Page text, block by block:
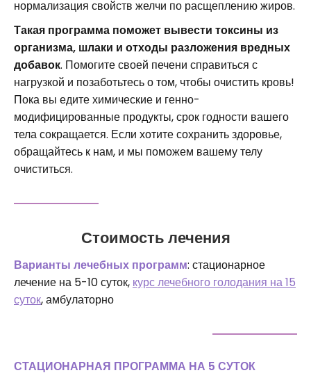
нормализация свойств желчи по расщеплению жиров.
Такая программа поможет вывести токсины из
организма, шлаки и отходы разложения вредных
добавок. Помогите своей печени справиться с
нагрузкой и позаботьтесь о том, чтобы очистить кровь!
Пока вы едите химические и генно-
модифицированные продукты, срок годности вашего
тела сокращается. Если хотите сохранить здоровье,
обращайтесь к нам, и мы поможем вашему телу
очиститься.
Стоимость лечения
Варианты лечебных программ: стационарное
лечение на 5-10 суток, курс лечебного голодания на 15
суток, амбулаторно
СТАЦИОНАРНАЯ ПРОГРАММА НА 5 СУТОК